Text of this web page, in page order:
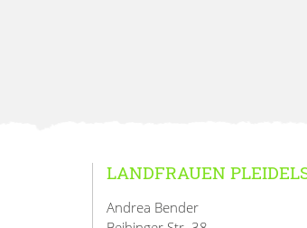
LANDFRAUEN
Andrea Bender